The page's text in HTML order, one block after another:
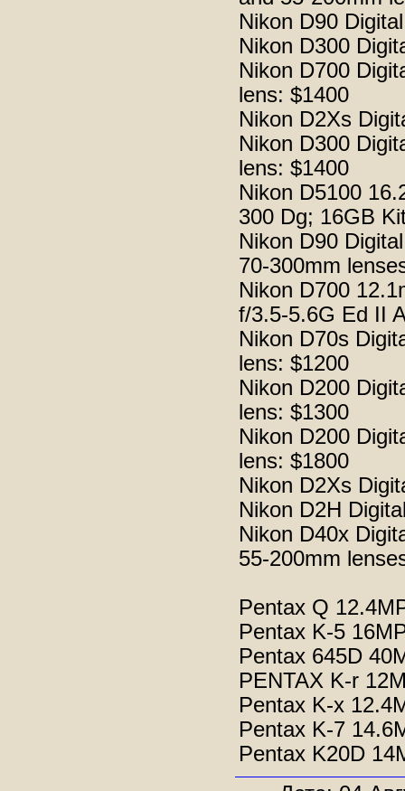
Nikon D90
Nikon D300
Nikon D700
lens: $1400
Nikon D2Xs
Nikon D300
lens: $1400
Nikon D5100
300 Dg; 16GB
Nikon D90
70-300mm
Nikon D700
f/3.5-5.6G Ed II
Nikon D70s
lens: $1200
Nikon D200
lens: $1300
Nikon D200
lens: $1800
Nikon D2Xs
Nikon D2H
Nikon D40x
55-200mm
Pentax Q
Pentax K-5
Pentax 645D
PENTAX K-r
Pentax K-x
Pentax K-7
Pentax K20D